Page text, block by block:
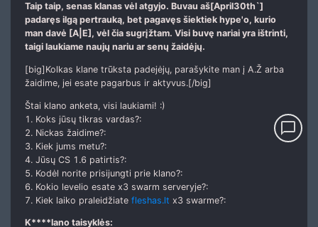
Taip taip, senas klanas vėl atgyjo. Buvau aš[April30th`]
padaręs ilgą pertrauką, bet pagavęs šiektiek hype'o, kurio
man davė [A|E], vėl čia sugrįžtam. Visi buvę nariai yra ištrinti,
taigi laukiame naujų nariu ar senų žaidėjų.
[big]Kolkas klane trūksta padejėjų, parašykite man į A.Ž arba
žaidime, jei esate pagarbus ir aktyvus.[/big]
Štai klano anketa, visi laukiami! :)
1. Koks jūsų tikras vardas?:
2. Nickas žaidime?:
3. Kiek jums metu?:
4. Jūsų CS 1.6 patirtis?:
5. Kodėl norite prisijungti prie klano?:
6. Kokio levelio esate x3 swarm serveryje?:
7. Kiek laiko praleidžiate fleshas.lt x3 swarme?:
K****lano taisyklės:
chat_bubble_outline